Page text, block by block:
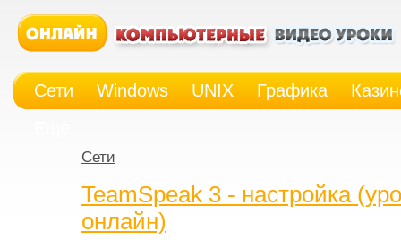
Сети Windows UNIX Графика
Сети
TeamSpeak 3 - настройка
онлайн)